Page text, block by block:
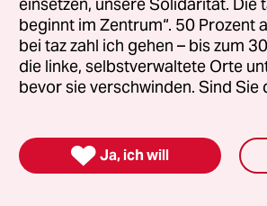
beginnt im Zentrum“. 50 Prozent
bei taz zahl ich gehen – bis zum
die linke, selbstverwaltete Orte
bevor sie verschwinden. Sind Sie
 Ja, ich will